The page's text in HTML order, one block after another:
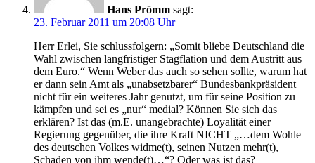
Hans Prömm sagt:
23. Februar 2011 um 20:08 Uhr
Herr Erlei, Sie schlussfolgern: „Somit bliebe Deutschland die
Wahl zwischen langfristiger Stagflation und dem Austritt aus
dem Euro.“ Wenn Weber das auch so sehen sollte, warum hat
er dann sein Amt als „unabsetzbarer“ Bundesbankpräsident
nicht für ein weiteres Jahr genutzt, um für seine Position zu
kämpfen und sei es „nur“ medial? Können Sie sich das
erklären? Ist das (m.E. unangebrachte) Loyalität einer
Regierung gegenüber, die ihre Kraft NICHT „…dem Wohle
des deutschen Volkes widme(t), seinen Nutzen mehr(t),
Schaden von ihm wende(t)…“? Oder was ist das?